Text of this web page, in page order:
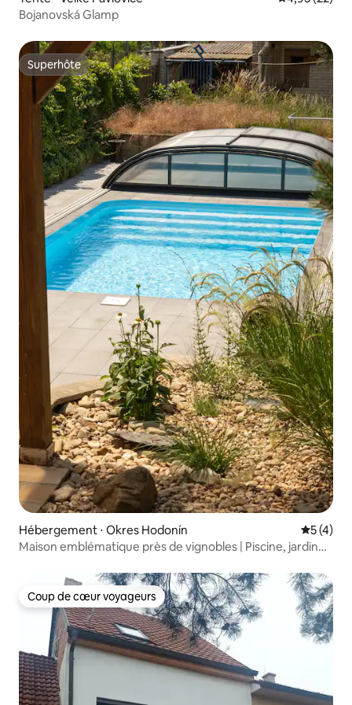
Bojanovská Glamp
Superhôte
Superhôte
Hébergement ⋅ Okres Hodonín
5 (4)
Maison emblématique près de vignobles | Piscine, jardin
Coup de cœur voyageurs
Coup de cœur voyageurs